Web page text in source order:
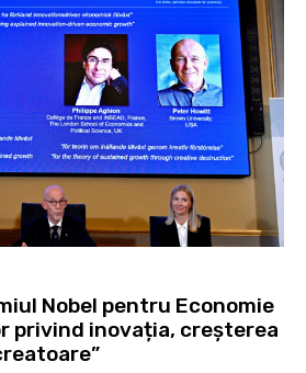
Nobel pentru Economie
privind inovația, creșterea